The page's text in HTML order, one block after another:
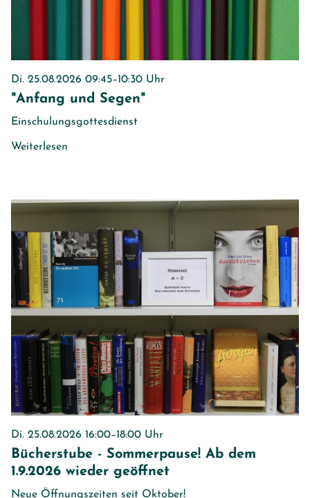
Di. 25.08.2026 09:45–10:30 Uhr
"Anfang und Segen"
Einschulungsgottesdienst
Weiterlesen
Di. 25.08.2026 16:00–18:00 Uhr
Bücherstube - Sommerpause! Ab dem
1.9.2026 wieder geöffnet
Neue Öffnungszeiten seit Oktober!